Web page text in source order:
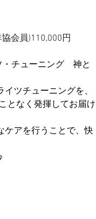
会員)110,000円
チューニング　神と
ツチューニングを、
となく発揮してお届け
ケアを行うことで、快